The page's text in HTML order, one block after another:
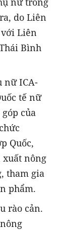
do Liên
Liên
Bình
nữ ICA-
tế nữ
của
Quốc,
nông
tham gia
phẩm.
rào cản.